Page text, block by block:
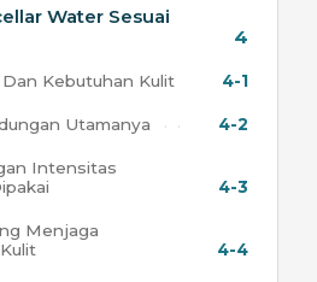
Water Sesuai
4
Kebutuhan Kulit 4-1
Utamanya 4-2
Intensitas
4-3
Menjaga
4-4